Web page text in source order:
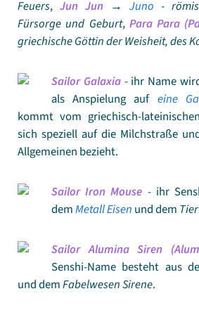
Feuers,Jun Jun →Juno -
Fürsorge und Geburt, Para Para
griechische Göttin der Weisheit, des
Sailor Galaxia- ihr Name
als Anspielung auf eine
kommt vom griechisch-
sich speziell auf die Milchstraße
Allgemeinen bezieht.
Sailor Iron Mouse - ihr
demMetall Eisen und dem
Sailor Alumina Siren
Senshi-Name besteht aus
und demFabelwesen Sirene.